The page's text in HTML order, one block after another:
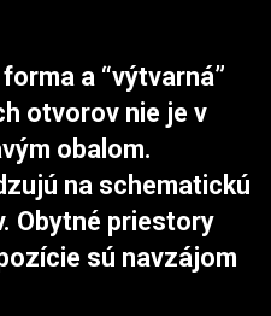
a “výtvarná”
otvorov nie je v
obalom.
na schematickú
Obytné priestory
sú navzájom